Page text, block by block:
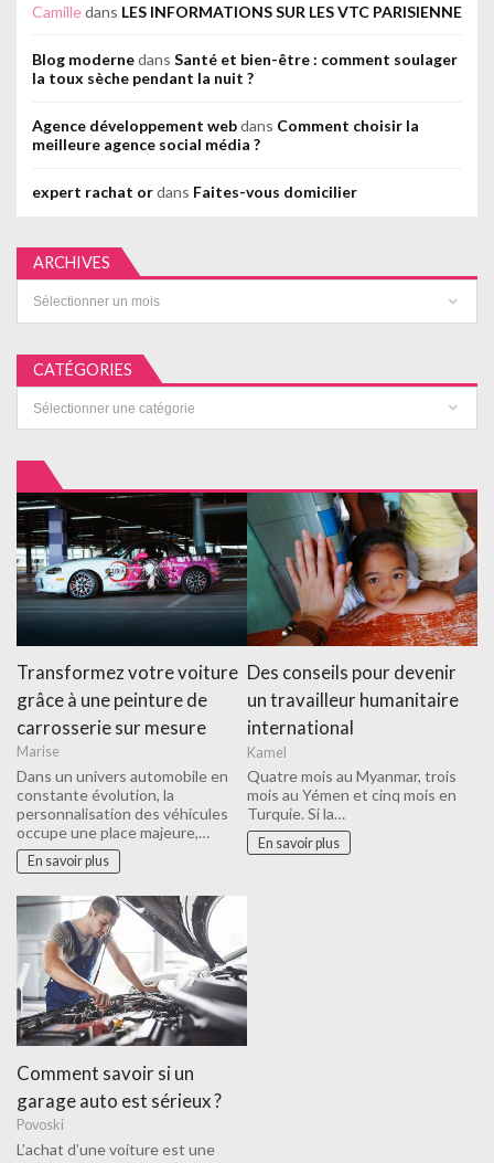
Camilledans LES INFORMATIONS SUR LES VTC PARISIENNE
Blog modernedans Santé et bien-être : comment soulager
la toux sèche pendant la nuit ?
Agence développement webdans Comment choisir la
meilleure agence social média ?
expert rachat ordans Faites-vous domicilier
ARCHIVES
CATÉGORIES
Transformez votre voiture
grâce à une peinture de
carrosserie sur mesure
Marise
Dans un univers automobile en
constante évolution, la
personnalisation des véhicules
occupe une place majeure,…
En savoir plus
Des conseils pour devenir
un travailleur humanitaire
international
Kamel
Quatre mois au Myanmar, trois
mois au Yémen et cinq mois en
Turquie. Si la…
En savoir plus
Comment savoir si un
garage auto est sérieux ?
Povoski
L’achat d’une voiture est une